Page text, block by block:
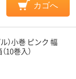
カゴへ
）小巻 ピンク 幅
10巻入）